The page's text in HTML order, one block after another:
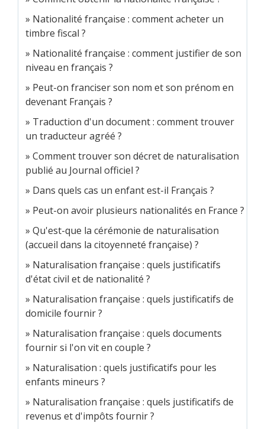
Nationalité française : comment acheter un
timbre fiscal ?
Nationalité française : comment justifier de son
niveau en français ?
Peut-on franciser son nom et son prénom en
devenant Français ?
Traduction d'un document : comment trouver
un traducteur agréé ?
Comment trouver son décret de naturalisation
publié au Journal officiel ?
Dans quels cas un enfant est-il Français ?
Peut-on avoir plusieurs nationalités en France ?
Qu'est-que la cérémonie de naturalisation
(accueil dans la citoyenneté française) ?
Naturalisation française : quels justificatifs
d'état civil et de nationalité ?
Naturalisation française : quels justificatifs de
domicile fournir ?
Naturalisation française : quels documents
fournir si l'on vit en couple ?
Naturalisation : quels justificatifs pour les
enfants mineurs ?
Naturalisation française : quels justificatifs de
revenus et d'impôts fournir ?